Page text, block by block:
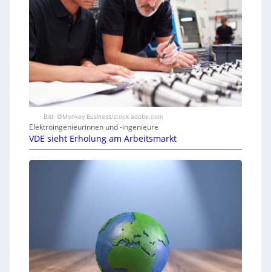
Bild: ©Monkey Business/stock.adobe.com
Elektroingenieurinnen und -ingenieure
VDE sieht Erholung am Arbeitsmarkt